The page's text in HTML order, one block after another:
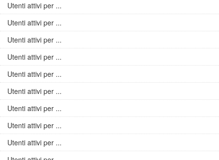
Utenti attivi per ...
Utenti attivi per ...
Utenti attivi per ...
Utenti attivi per ...
Utenti attivi per ...
Utenti attivi per ...
Utenti attivi per ...
Utenti attivi per ...
Utenti attivi per ...